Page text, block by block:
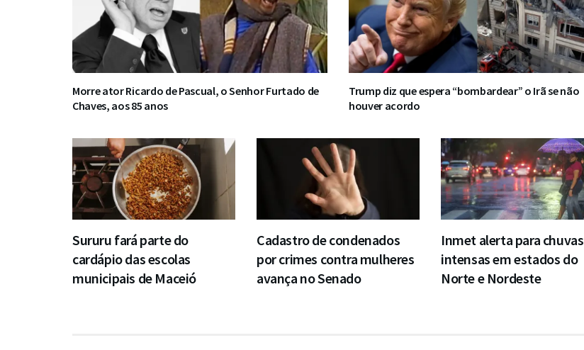
Morre ator Ricardo de Pascual, o Senhor Furtado de
Chaves, aos 85 anos
Trump diz que espera “bombardear” o Irã se não
houver acordo
Sururu fará parte do
cardápio das escolas
municipais de Maceió
Cadastro de condenados
por crimes contra mulheres
avança no Senado
Inmet alerta para chuvas
intensas em estados do
Norte e Nordeste